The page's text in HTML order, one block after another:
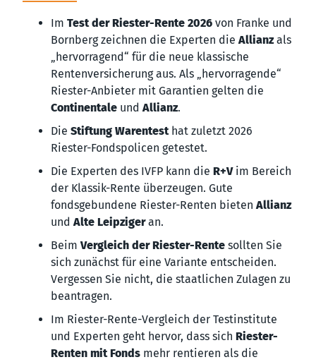
Im Test der Riester-Rente 2026 von Franke und
Bornberg zeichnen die Experten dieAllianzals
„hervorragend“ für die neue klassische
Rentenversicherung aus. Als „hervorragende“
Riester-Anbieter mit Garantien gelten die
Continentale undAllianz.
Die Stiftung Warentesthat zuletzt 2026
Riester-Fondspolicen getestet.
Die Experten des IVFP kann die R+Vim Bereich
der Klassik-Rente überzeugen. Gute
fondsgebundene Riester-Renten bietenAllianz
undAlte Leipzigeran.
BeimVergleich der Riester-Rente sollten Sie
sich zunächst für eine Variante entscheiden.
Vergessen Sie nicht, die staatlichen Zulagen zu
beantragen.
Im Riester-Rente-Vergleich der Testinstitute
und Experten geht hervor, dass sich Riester-
Renten mit Fonds mehr rentieren als die